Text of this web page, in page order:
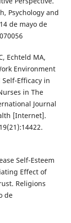
Psychology and
de mayo de
Echteld MA,
Environment
Efficacy in
in The
Journal
[Internet].
Self-Esteem
Effect of
Religions
de